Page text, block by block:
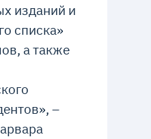
изданий и
списка»
а также
–